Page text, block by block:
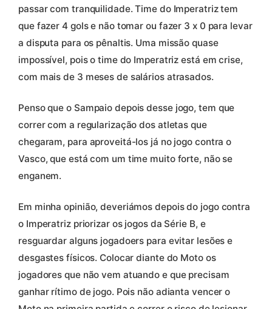
passar com tranquilidade. Time do Imperatriz tem
que fazer 4 gols e não tomar ou fazer 3 x 0 para levar
a disputa para os pênaltis. Uma missão quase
impossível, pois o time do Imperatriz está em crise,
com mais de 3 meses de salários atrasados.
Penso que o Sampaio depois desse jogo, tem que
correr com a regularização dos atletas que
chegaram, para aproveitá-los já no jogo contra o
Vasco, que está com um time muito forte, não se
enganem.
Em minha opinião, deveriámos depois do jogo contra
o Imperatriz priorizar os jogos da Série B, e
resguardar alguns jogadoers para evitar lesões e
desgastes físicos. Colocar diante do Moto os
jogadores que não vem atuando e que precisam
ganhar rítimo de jogo. Pois não adianta vencer o